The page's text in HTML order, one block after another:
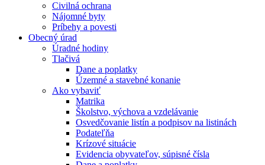
Civilná ochrana
Nájomné byty
Príbehy a povesti
Obecný úrad
Úradné hodiny
Tlačivá
Dane a poplatky
Územné a stavebné konanie
Ako vybaviť
Matrika
Školstvo, výchova a vzdelávanie
Osvedčovanie listín a podpisov na listinách
Podateľňa
Krízové situácie
Evidencia obyvateľov, súpisné čísla